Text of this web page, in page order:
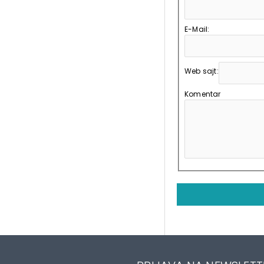
E-Mail:
Web sajt:
Komentar